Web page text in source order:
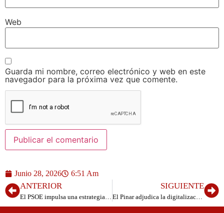
Web
Guarda mi nombre, correo electrónico y web en este
navegador para la próxima vez que comente.
Junio 28, 2026 6:51 Am
ANTERIOR SIGUIENTE
El Pinar adjudica la digitalización del espacio expositivo de la Cruz de Las Casas